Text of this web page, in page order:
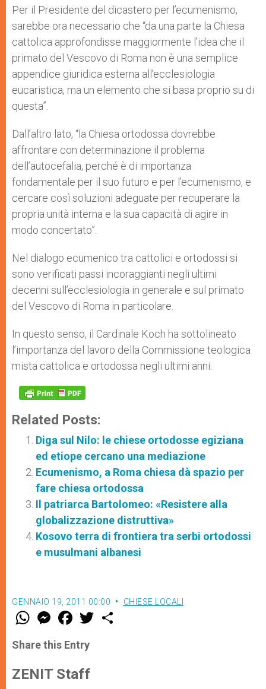
Per il Presidente del dicastero per l’ecumenismo,
sarebbe ora necessario che “da una parte la Chiesa
cattolica approfondisse maggiormente l’idea che il
primato del Vescovo di Roma non è una semplice
appendice giuridica esterna all’ecclesiologia
eucaristica, ma un elemento che si basa proprio su di
questa”.
Dall’altro lato, “la Chiesa ortodossa dovrebbe
affrontare con determinazione il problema
dell’autocefalia, perché è di importanza
fondamentale per il suo futuro e per l’ecumenismo, e
cercare così soluzioni adeguate per recuperare la
propria unità interna e la sua capacità di agire in
modo concertato”.
Nel dialogo ecumenico tra cattolici e ortodossi si
sono verificati passi incoraggianti negli ultimi
decenni sull’ecclesiologia in generale e sul primato
del Vescovo di Roma in particolare.
In questo senso, il Cardinale Koch ha sottolineato
l’importanza del lavoro della Commissione teologica
mista cattolica e ortodossa negli ultimi anni.
Related Posts:
Diga sul Nilo: le chiese ortodosse egiziana
ed etiope cercano una mediazione
Ecumenismo, a Roma chiesa dà spazio per
fare chiesa ortodossa
Il patriarca Bartolomeo: «Resistere alla
globalizzazione distruttiva»
Kosovo terra di frontiera tra serbi ortodossi
e musulmani albanesi
GENNAIO 19, 2011 00:00 CHIESE LOCALI
W
t
s
p
p
M
e
s
e
g
e
F
a
e
b
o
k
w
Share this Entry
ZENIT Staff